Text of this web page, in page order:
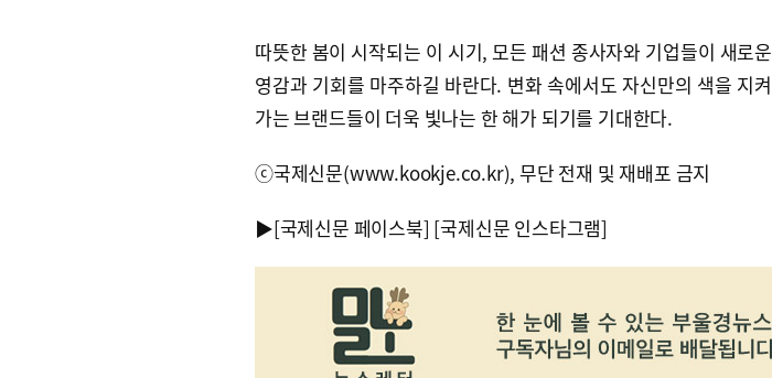
따뜻한 봄이 시작되는 이 시기, 모든 패션 종사자와 기업들이 새로운
영감과 기회를 마주하길 바란다. 변화 속에서도 자신만의 색을 지켜
가는 브랜드들이 더욱 빛나는 한 해가 되기를 기대한다.
ⓒ국제신문(www.kookje.co.kr), 무단 전재 및 재배포 금지
▶[국제신문 페이스북] [국제신문 인스타그램]